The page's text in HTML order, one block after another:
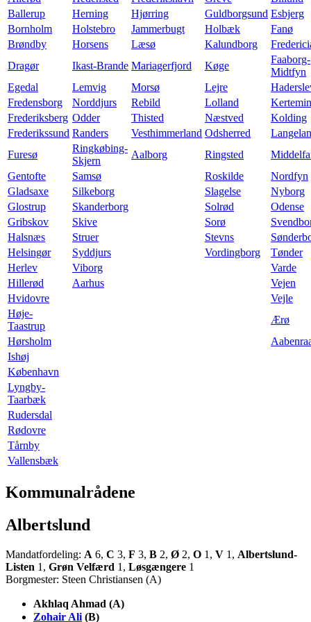
Ballerup
Herning Hjørring Guldborgsund Esbjerg
Bornholm
Holstebro Jammerbugt Holbæk
Fanø
Brøndby
Horsens Læsø Kalundborg
Dragør
Ikast-Brande Mariagerfjord Køge
Faaborg-
Midtfyn
Egedal
Lemvig Morsø Lejre
Fredensborg
Norddjurs Rebild Lolland
Frederiksberg Odder Thisted Næstved
Kolding
Frederikssund Randers Vesthimmerland Odsherred
Furesø
Ringkøbing-
Skjern
Aalborg Ringsted
Gentofte
Samsø Roskilde
Nordfyn
Gladsaxe
Silkeborg Slagelse
Nyborg
Glostrup
Skanderborg Solrød
Odense
Gribskov
Skive Sorø
Halsnæs
Struer Stevns
Helsingør
Syddjurs Vordingborg
Tønder
Herlev
Viborg
Varde
Hillerød
Aarhus
Vejen
Hvidovre
Vejle
Høje-
Taastrup
Ærø
Hørsholm
Ishøj
København
Lyngby-
Taarbæk
Rudersdal
Rødovre
Tårnby
Vallensbæk
Kommunalrådene
Albertslund
Mandatfordeling: A 6, C 3, F 3, B 2, Ø 2, O 1, V 1, Albertslund-
Listen 1, Grøn Velfærd 1, Løsgængere 1
Borgmester: Steen Christiansen (A)
Akhlaq Ahmad (A)
Zohair Ali (B)